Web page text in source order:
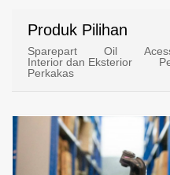
Produk Pilihan
Sparepart Oil
Interior dan Eksterior
Perkakas